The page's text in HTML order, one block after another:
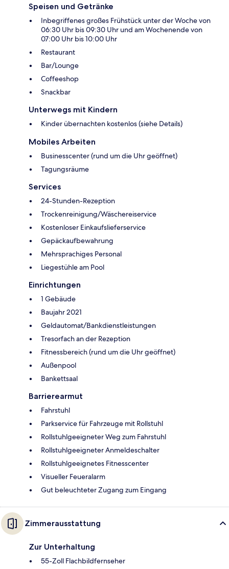
Speisen und Getränke
Inbegriffenes großes Frühstück unter der Woche von
06:30 Uhr bis 09:30 Uhr und am Wochenende von
07:00 Uhr bis 10:00 Uhr
Restaurant
Bar/Lounge
Coffeeshop
Snackbar
Unterwegs mit Kindern
Kinder übernachten kostenlos (siehe Details)
Mobiles Arbeiten
Businesscenter (rund um die Uhr geöffnet)
Tagungsräume
Services
24-Stunden-Rezeption
Trockenreinigung/Wäschereiservice
Kostenloser Einkaufslieferservice
Gepäckaufbewahrung
Mehrsprachiges Personal
Liegestühle am Pool
Einrichtungen
1 Gebäude
Baujahr 2021
Geldautomat/Bankdienstleistungen
Tresorfach an der Rezeption
Fitnessbereich (rund um die Uhr geöffnet)
Außenpool
Bankettsaal
Barrierearmut
Fahrstuhl
Parkservice für Fahrzeuge mit Rollstuhl
Rollstuhlgeeigneter Weg zum Fahrstuhl
Rollstuhlgeeigneter Anmeldeschalter
Rollstuhlgeeignetes Fitnesscenter
Visueller Feueralarm
Gut beleuchteter Zugang zum Eingang
Zimmerausstattung
Zur Unterhaltung
55-Zoll Flachbildfernseher